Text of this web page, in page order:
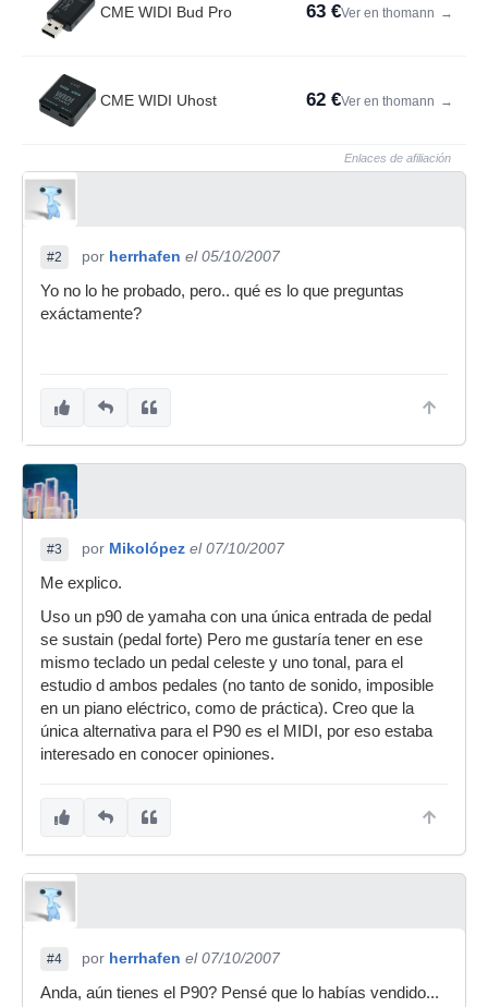
CME WIDI Bud Pro 63 €Ver en thomann →
CME WIDI Uhost 62 €Ver en thomann →
Enlaces de afiliación
#2 por herrhafen el 05/10/2007
Yo no lo he probado, pero.. qué es lo que preguntas
exáctamente?
#3 por Mikolópez el 07/10/2007
Me explico.
Uso un p90 de yamaha con una única entrada de pedal
se sustain (pedal forte) Pero me gustaría tener en ese
mismo teclado un pedal celeste y uno tonal, para el
estudio d ambos pedales (no tanto de sonido, imposible
en un piano eléctrico, como de práctica). Creo que la
única alternativa para el P90 es el MIDI, por eso estaba
interesado en conocer opiniones.
#4 por herrhafen el 07/10/2007
Anda, aún tienes el P90? Pensé que lo habías vendido...